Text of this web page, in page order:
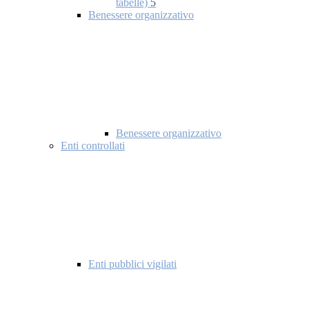
tabelle) 5
Benessere organizzativo
Benessere organizzativo
Enti controllati
Enti pubblici vigilati